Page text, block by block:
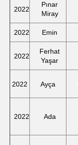
2022
Pınar
Miray
2022
Emin
2022
Ferhat
Yaşar
2022 Ayça
2022 Ada